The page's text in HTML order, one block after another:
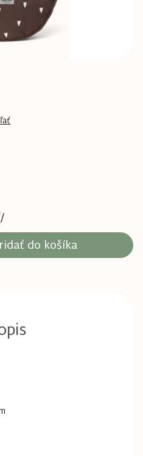
do košíka